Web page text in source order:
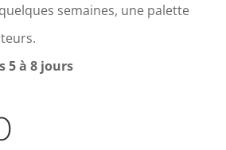
semaines, une palette
5 à 8 jours